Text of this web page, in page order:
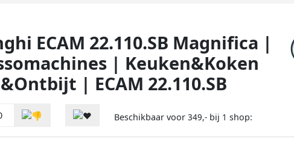
ECAM 22.110.SB Magnifica |
| Keuken&Koken
| ECAM 22.110.SB
Beschikbaar voor 349,- bij 1 shop: